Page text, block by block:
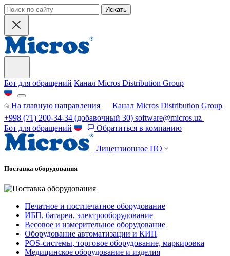
Искать
Бот для обращений Канал Micros Distribution Group
На главную направления
Канал Micros Distribution Group
+998 (71) 200-34-34 (добавочный 30) software@micros.uz
Бот для обращений
Обратиться в компанию
Лицензионное ПО
Поставка оборудования
Печатное и постпечатное оборудование
ИБП, батареи, электрооборудование
Весовое и измерительное оборудование
Оборудование автоматизации и КИП
POS-системы, торговое оборудование, маркировка
Медицинское оборудование и изделия